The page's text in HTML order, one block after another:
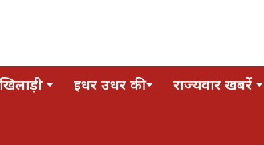
इधर उधर की राज्यवार खबरें